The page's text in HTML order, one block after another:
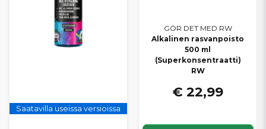
Saatavilla useissa versioissa
GÖR DET MED RW
Alkalinen rasvanpoisto
500 ml
(Superkonsentraatti)
RW
€ 22,99